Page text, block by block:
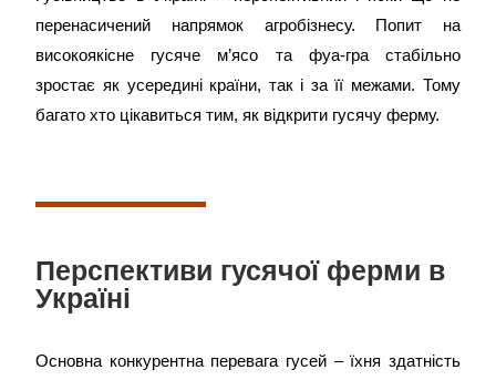
перенасичений напрямок агробізнесу. Попит на
високоякісне гусяче м’ясо та фуа-гра стабільно
зростає як усередині країни, так і за її межами. Тому
багато хто цікавиться тим, як відкрити гусячу ферму.
Перспективи гусячої ферми в
Україні
Основна конкурентна перевага гусей – їхня здатність